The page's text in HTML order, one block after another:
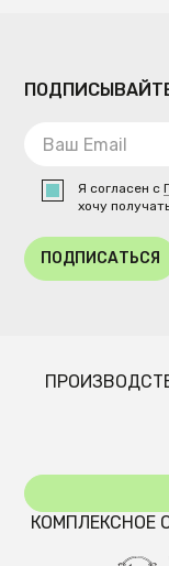
Я согласен с
хочу
ПОДПИСАТЬСЯ
КОМПЛЕКСНОЕ